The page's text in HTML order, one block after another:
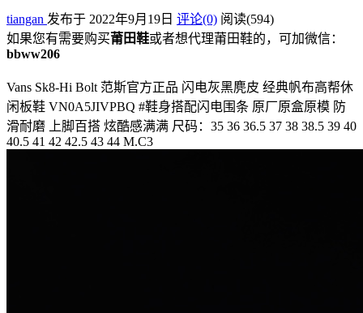
tiangan 发布于 2022年9月19日 评论(0) 阅读(594)
如果您有需要购买莆田鞋或者想代理莆田鞋的，可加微信：
bbww206
Vans Sk8-Hi Bolt 范斯官方正品 闪电灰黑麂皮 经典帆布高帮休
闲板鞋 VN0A5JIVPBQ #鞋身搭配闪电围条 原厂原盒原模 防
滑耐磨 上脚百搭 炫酷感满满 尺码：35 36 36.5 37 38 38.5 39 40
40.5 41 42 42.5 43 44 M.C3